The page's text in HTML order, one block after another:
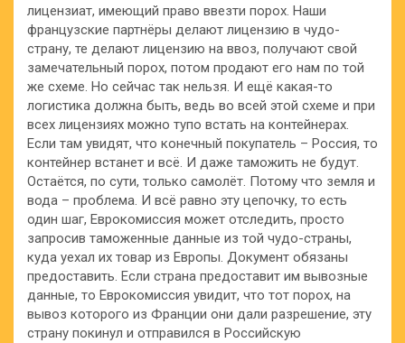
лицензиат, имеющий право ввезти порох. Наши
французские партнёры делают лицензию в чудо-
страну, те делают лицензию на ввоз, получают свой
замечательный порох, потом продают его нам по той
же схеме. Но сейчас так нельзя. И ещё какая-то
логистика должна быть, ведь во всей этой схеме и при
всех лицензиях можно тупо встать на контейнерах.
Если там увидят, что конечный покупатель – Россия, то
контейнер встанет и всё. И даже таможить не будут.
Остаётся, по сути, только самолёт. Потому что земля и
вода – проблема. И всё равно эту цепочку, то есть
один шаг, Еврокомиссия может отследить, просто
запросив таможенные данные из той чудо-страны,
куда уехал их товар из Европы. Документ обязаны
предоставить. Если страна предоставит им вывозные
данные, то Еврокомиссия увидит, что тот порох, на
вывоз которого из Франции они дали разрешение, эту
страну покинул и отправился в Российскую